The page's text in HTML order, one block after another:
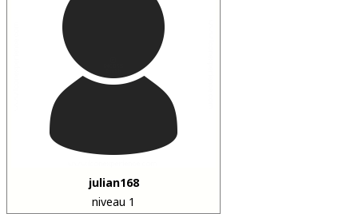
julian168
niveau 1